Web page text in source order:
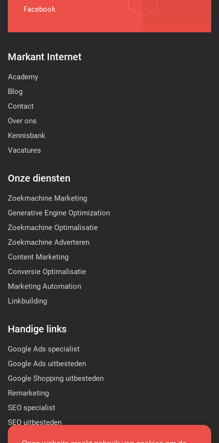
Markant Internet
Academy
Blog
Contact
Over ons
Kennisbank
Vacatures
Onze diensten
Zoekmachine Marketing
Generative Engine Optimization
Zoekmachine Optimalisatie
Zoekmachine Adverteren
Content Marketing
Conversie Optimalisatie
Marketing Automation
Linkbuilding
Handige links
Google Ads specialist
Google Ads uitbesteden
Google Shopping uitbesteden
Remarketing
SEO specialist
SEO uitbesteden
Facebook